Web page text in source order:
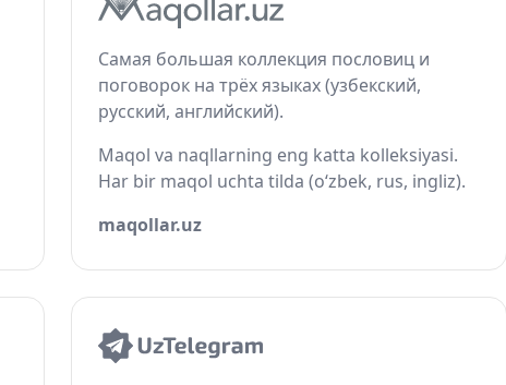
Самая большая коллекция пословиц и
поговорок на трёх языках (узбекский,
русский, английский).
Maqol va naqllarning eng katta kolleksiyasi.
Har bir maqol uchta tilda (o‘zbek, rus, ingliz).
maqollar.uz